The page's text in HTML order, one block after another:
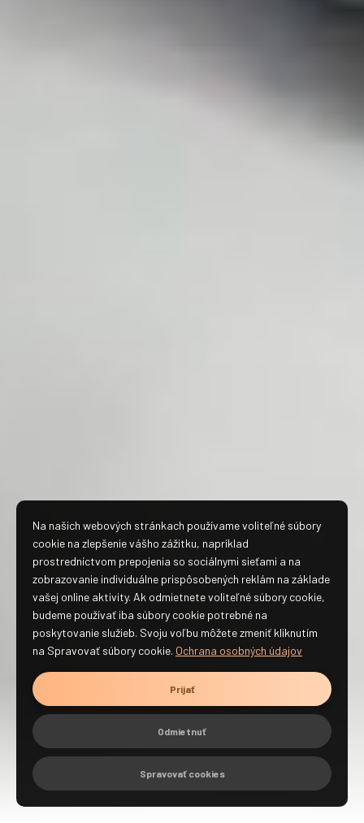
Na našich webových stránkach používame voliteľné súbory
cookie na zlepšenie vášho zážitku, napríklad
prostredníctvom prepojenia so sociálnymi sieťami a na
zobrazovanie individuálne prispôsobených reklám na základe
vašej online aktivity. Ak odmietnete voliteľné súbory cookie,
budeme používať iba súbory cookie potrebné na
poskytovanie služieb. Svoju voľbu môžete zmeniť kliknutím
na Spravovať súbory cookie. Ochrana osobných údajov
Prijať
Odmietnuť
Spravovať cookies